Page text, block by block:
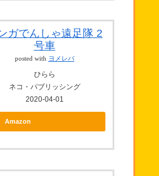
ガでんしゃ遠足隊 2
号車
posted with ヨメレバ
ひらら
ネコ・パブリッシング
2020-04-01
Amazon